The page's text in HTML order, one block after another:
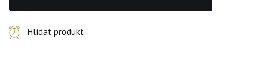
Hlídat produkt